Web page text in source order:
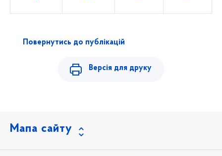
Повернутись до публікацій
Версія для друку
Мапа сайту